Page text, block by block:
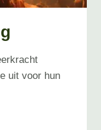
uit voor hun